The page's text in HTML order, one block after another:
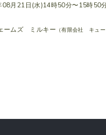
08月21日(水)14時50分〜15時50
ームズ ミルキー （有限会社 キュ